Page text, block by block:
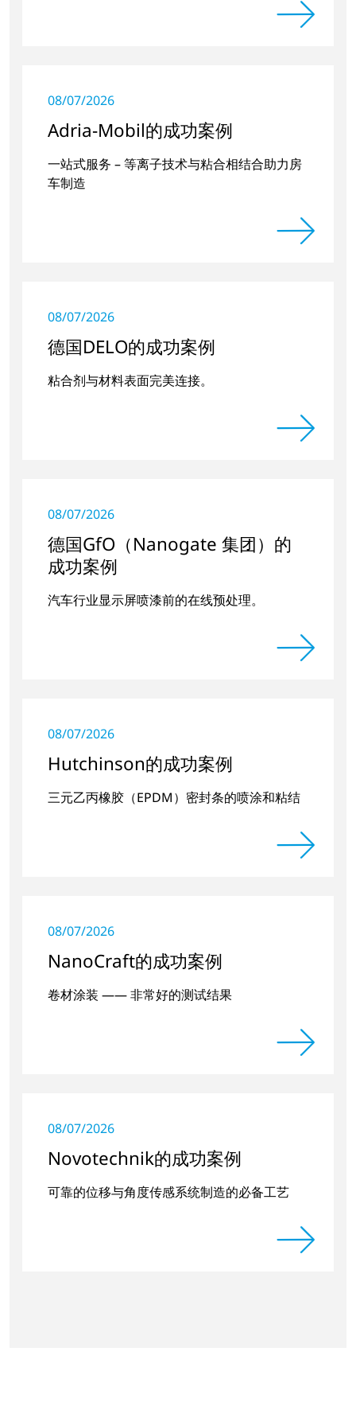
08/07/2026
Adria-Mobil的成功案例
一站式服务 – 等离子技术与粘合相结合助力房
车制造
08/07/2026
德国DELO的成功案例
粘合剂与材料表面完美连接。
08/07/2026
德国GfO（Nanogate 集团）的
成功案例
汽车行业显示屏喷漆前的在线预处理。
08/07/2026
Hutchinson的成功案例
三元乙丙橡胶（EPDM）密封条的喷涂和粘结
08/07/2026
NanoCraft的成功案例
卷材涂装 —— 非常好的测试结果
08/07/2026
Novotechnik的成功案例
可靠的位移与角度传感系统制造的必备工艺